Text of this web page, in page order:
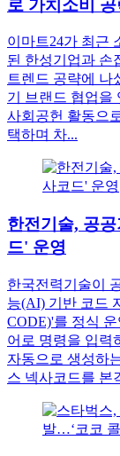
로 가치소비 공
이마트24가 최근
된 한성기업과 손
트렌드 공략에 나
기 브랜드 협업을
사회공헌 활동으
택하며 차...
한전기술, 공
드' 운영
한국전력기술이
능(AI) 기반 코드
CODE)'를 정식
어로 명령을 입력
자동으로 생성하
스 넥사코드를 본